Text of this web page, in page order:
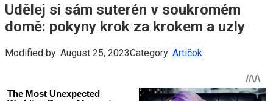
Udělej si sám suterén v soukromém
domě: pokyny krok za krokem a uzly
Modified by: August 25, 2023Category: Artičok